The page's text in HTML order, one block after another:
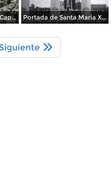
El santuario desde la Capilla Real Portada de Santa Maria Xixitla.